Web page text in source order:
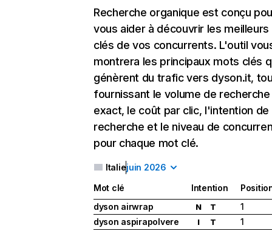
Recherche organique est conçu
vous aider à découvrir les
clés de vos concurrents. L'outil
montrera les principaux mots clés
génèrent du trafic vers dyson.it,
fournissant le volume de recherche
exact, le coût par clic, l'intention de
recherche et le niveau de
pour chaque mot clé.
Italiejuin 2026
Mot clé Intention
dyson airwrap
N T
1
dyson aspirapolvere
I T
1